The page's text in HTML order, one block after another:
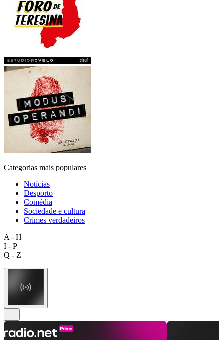
Categorias mais populares
Notícias
Desporto
Comédia
Sociedade e cultura
Crimes verdadeiros
A - H
I - P
Q - Z